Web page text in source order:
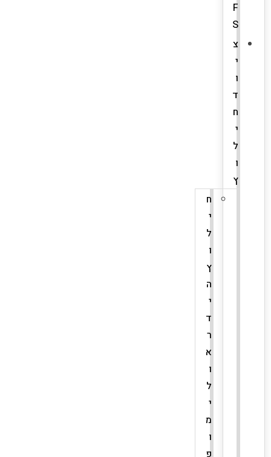
F
S
צ
י
ו
ד
ח
י
ל
ו
ץ
ח
י
ל
ו
ץ
ה
י
ד
ר
א
ו
ל
י
מ
ו
פ